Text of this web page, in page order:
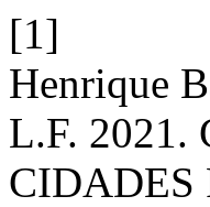
[1]
Henrique
L.F. 2021.
CIDADES